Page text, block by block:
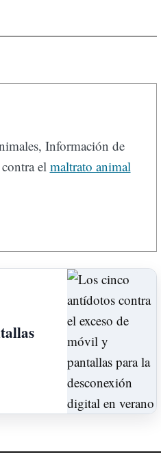
Información de
el maltrato animal